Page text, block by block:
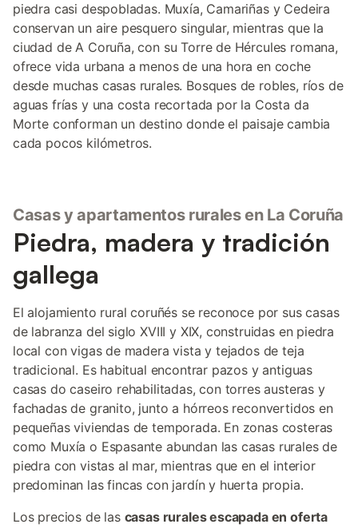
piedra casi despobladas. Muxía, Camariñas y Cedeira
conservan un aire pesquero singular, mientras que la
ciudad de A Coruña, con su Torre de Hércules romana,
ofrece vida urbana a menos de una hora en coche
desde muchas casas rurales. Bosques de robles, ríos de
aguas frías y una costa recortada por la Costa da
Morte conforman un destino donde el paisaje cambia
cada pocos kilómetros.
Casas y apartamentos rurales en La Coruña
Piedra, madera y tradición
gallega
El alojamiento rural coruñés se reconoce por sus casas
de labranza del siglo XVIII y XIX, construidas en piedra
local con vigas de madera vista y tejados de teja
tradicional. Es habitual encontrar pazos y antiguas
casas do caseiro rehabilitadas, con torres austeras y
fachadas de granito, junto a hórreos reconvertidos en
pequeñas viviendas de temporada. En zonas costeras
como Muxía o Espasante abundan las casas rurales de
piedra con vistas al mar, mientras que en el interior
predominan las fincas con jardín y huerta propia.
Los precios de las casas rurales escapada en oferta